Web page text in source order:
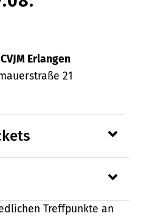
Treffpunkte an
Erlangen
21